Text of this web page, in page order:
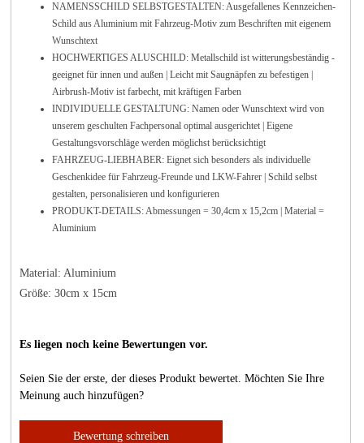
NAMENSSCHILD SELBSTGESTALTEN: Ausgefallenes Kennzeichen-
Schild aus Aluminium mit Fahrzeug-Motiv zum Beschriften mit eigenem
Wunschtext
HOCHWERTIGES ALUSCHILD: Metallschild ist witterungsbeständig -
geeignet für innen und außen | Leicht mit Saugnäpfen zu befestigen |
Airbrush-Motiv ist farbecht, mit kräftigen Farben
INDIVIDUELLE GESTALTUNG: Namen oder Wunschtext wird von
unserem geschulten Fachpersonal optimal ausgerichtet | Eigene
Gestaltungsvorschläge werden möglichst berücksichtigt
FAHRZEUG-LIEBHABER: Eignet sich besonders als individuelle
Geschenkidee für Fahrzeug-Freunde und LKW-Fahrer | Schild selbst
gestalten, personalisieren und konfigurieren
PRODUKT-DETAILS: Abmessungen = 30,4cm x 15,2cm | Material =
Aluminium
Material: Aluminium
Größe: 30cm x 15cm
Es liegen noch keine Bewertungen vor.
Seien Sie der erste, der dieses Produkt bewertet. Möchten Sie Ihre
Meinung auch hinzufügen?
Bewertung schreiben